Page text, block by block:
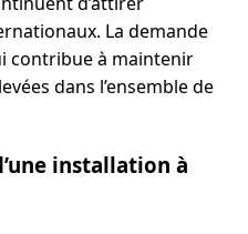
La demande
contribue à maintenir
dans l’ensemble de
installation à